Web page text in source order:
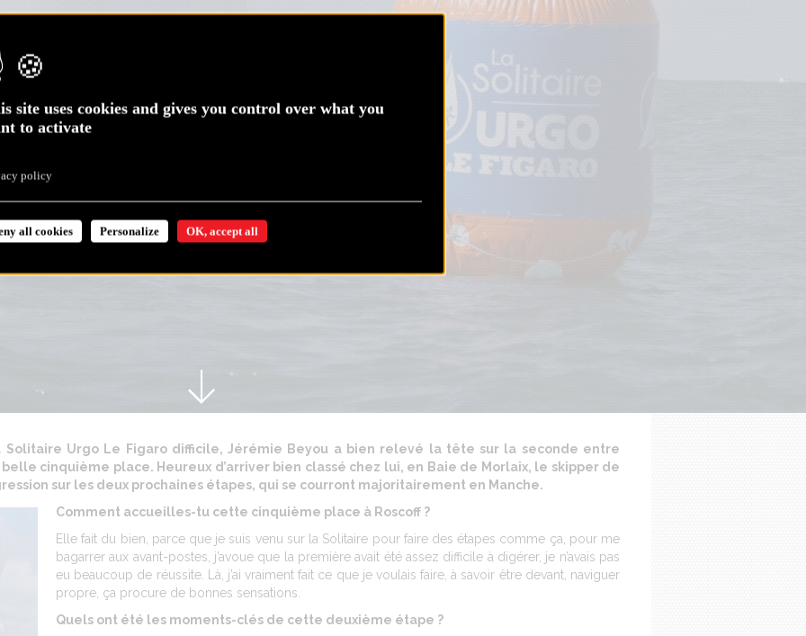
Urgo Le Figaro difficile, Jérémie Beyou a bien relevé la tête sur la seconde entre
cinquième place. Heureux d’arriver bien classé chez lui, en Baie de Morlaix, le skipper de
sur les deux prochaines étapes, qui se courront majoritairement en Manche.
Comment accueilles-tu cette cinquième place à Roscoff ?
Elle fait du bien, parce que je suis venu sur la Solitaire pour faire des étapes comme ça, pour me
bagarrer aux avant-postes, j’avoue que la première avait été assez difficile à digérer, je n’avais pas
eu beaucoup de réussite. Là, j’ai vraiment fait ce que je voulais faire, à savoir être devant, naviguer
propre, ça procure de bonnes sensations.
Quels ont été les moments-clés de cette deuxième étape ?
site uses cookies and gives you control over what you
to activate
OK, accept all
all cookies Personalize
policy